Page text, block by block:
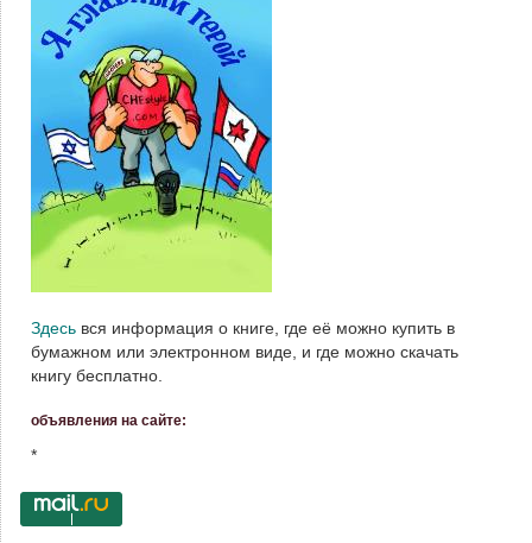
Здесь вся информация о книге, где её можно купить в
бумажном или электронном виде, и где можно скачать
книгу бесплатно.
объявления на сайте:
*